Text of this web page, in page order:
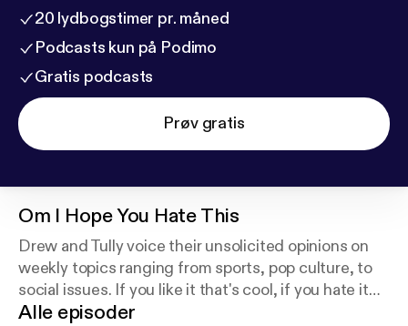
20 lydbogstimer pr. måned
Podcasts kun på Podimo
Gratis podcasts
Prøv gratis
Om I Hope You Hate This
Drew and Tully voice their unsolicited opinions on
weekly topics ranging from sports, pop culture, to
social issues. If you like it that's cool, if you hate it
that's even better.
Alle episoder